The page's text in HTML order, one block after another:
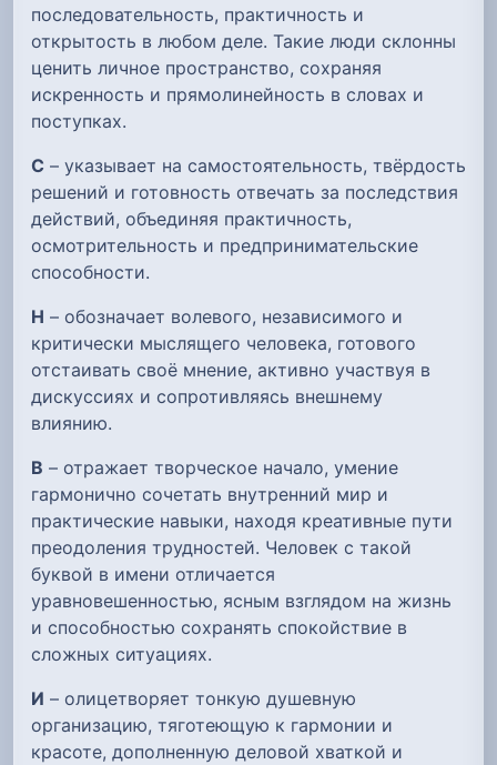
последовательность, практичность и
открытость в любом деле. Такие люди склонны
ценить личное пространство, сохраняя
искренность и прямолинейность в словах и
поступках.
С – указывает на самостоятельность, твёрдость
решений и готовность отвечать за последствия
действий, объединяя практичность,
осмотрительность и предпринимательские
способности.
Н – обозначает волевого, независимого и
критически мыслящего человека, готового
отстаивать своё мнение, активно участвуя в
дискуссиях и сопротивляясь внешнему
влиянию.
В – отражает творческое начало, умение
гармонично сочетать внутренний мир и
практические навыки, находя креативные пути
преодоления трудностей. Человек с такой
буквой в имени отличается
уравновешенностью, ясным взглядом на жизнь
и способностью сохранять спокойствие в
сложных ситуациях.
И – олицетворяет тонкую душевную
организацию, тяготеющую к гармонии и
красоте, дополненную деловой хваткой и